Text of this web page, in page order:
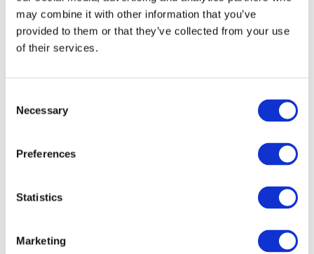
may combine it with other information that you’ve
provided to them or that they’ve collected from your use
of their services.
Selection
Necessary
Preferences
Statistics
Marketing